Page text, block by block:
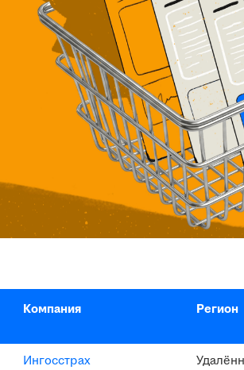
Компания Регион
Ингосстрах